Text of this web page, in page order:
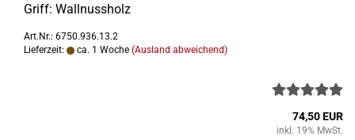
Griff: Wall­nuss­holz
Art.Nr.: 6750.936.13.2
Lieferzeit:
ca. 1 Woche (Ausland abweichend)
74,50 EUR
inkl. 19% MwSt.